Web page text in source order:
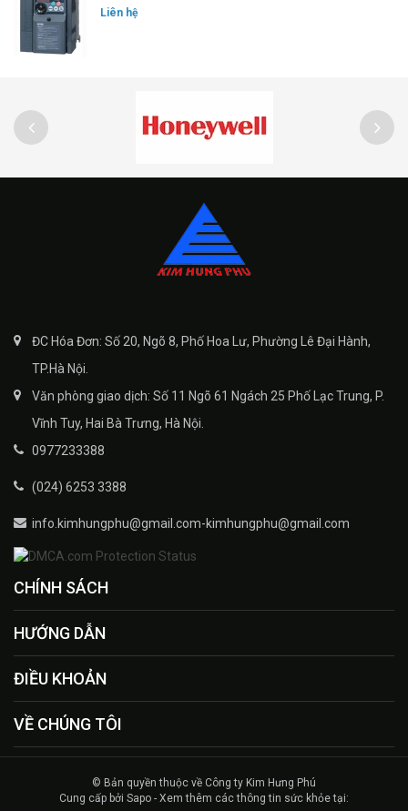
Liên hệ
ĐC Hóa Đơn: Số 20, Ngõ 8, Phố Hoa Lư, Phường Lê Đại Hành,
TP.Hà Nội.
Văn phòng giao dịch: Số 11 Ngõ 61 Ngách 25 Phố Lạc Trung, P.
Vĩnh Tuy, Hai Bà Trưng, Hà Nội.
0977233388
(024) 6253 3388
info.kimhungphu@gmail.com-kimhungphu@gmail.com
CHÍNH SÁCH
HƯỚNG DẪN
ĐIỀU KHOẢN
VỀ CHÚNG TÔI
© Bản quyền thuộc về Công ty Kim Hưng Phú
Cung cấp bởi Sapo - Xem thêm các thông tin sức khỏe tại: